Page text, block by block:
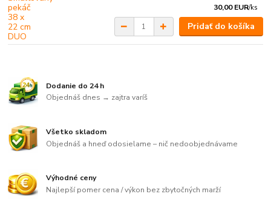
30,00 EUR/ks
Pridať do košíka
Dodanie do 24 h
Objednáš dnes → zajtra varíš
Všetko skladom
Objednáš a hneď odosielame – nič nedoobjednávame
Výhodné ceny
Najlepší pomer cena / výkon bez zbytočných marží